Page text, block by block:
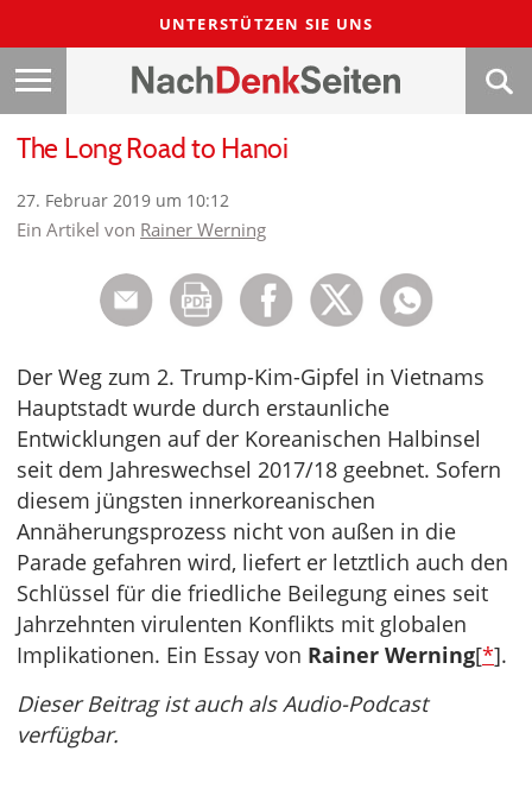
UNTERSTÜTZEN SIE UNS
The Long Road to Hanoi
27. Februar 2019 um 10:12
Ein Artikel von Rainer Werning
Der Weg zum 2. Trump-Kim-Gipfel in Vietnams
Hauptstadt wurde durch erstaunliche
Entwicklungen auf der Koreanischen Halbinsel
seit dem Jahreswechsel 2017/18 geebnet. Sofern
diesem jüngsten innerkoreanischen
Annäherungsprozess nicht von außen in die
Parade gefahren wird, liefert er letztlich auch den
Schlüssel für die friedliche Beilegung eines seit
Jahrzehnten virulenten Konflikts mit globalen
Implikationen. Ein Essay von Rainer Werning[*].
Dieser Beitrag ist auch als Audio-Podcast
verfügbar.